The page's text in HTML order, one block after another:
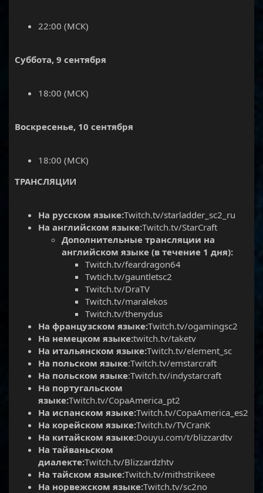
22:00 (МСК)
Суббота, 9 сентября
18:00 (МСК)
Воскресенье, 10 сентября
18:00 (МСК)
ТРАНСЛЯЦИИ
На русском языке:Twitch.tv/starladder_sc2_ru
На английском языке:Twitch.tv/StarCraft
Дополнительные трансляции на
английском языке (в течение 1 дня):
Twitch.tv/feardragon64
Twtich.tv/gauntletsc2
Twitch.tv/DraTV
Twitch.tv/maralekos
Twitch.tv/thenydus
На французском языке:Twitch.tv/ogamingsc2
На немецком языке:twitch.tv/taketv
На итальянском языке:Twitch.tv/element_sc
На польском языке:Twitch.tv/emstarcraft
На польском языке:Twitch.tv/indystarcraft
На португальском
языке:Twitch.tv/CopaAmerica_pt2
На испанском языке:Twitch.tv/CopaAmerica_es2
На корейском языке:Twitch.tv/TVCranK
На китайском языке:Douyu.com/t/blizzardtv
На тайваньском
диалекте:Twitch.tv/Blizzardzhtv
На тайском языке:Twitch.tv/mithstrikeee
На норвежском языке:Twitch.tv/sc2no